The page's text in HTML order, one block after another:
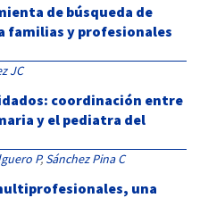
de búsqueda de
familias y profesionales
JC
coordinación entre
y el pediatra del
P, Sánchez Pina C
una